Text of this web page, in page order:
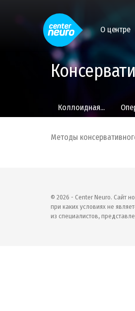
О центре
Коллоидная...
Методы
© 2026 - Center Neuro. Сайт
при каких условиях не
из специалистов,